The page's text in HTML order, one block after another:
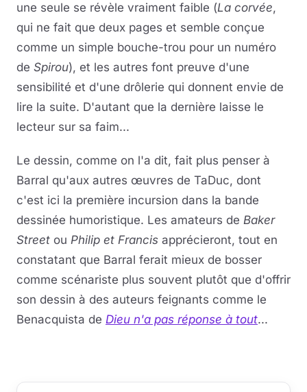
une seule se révèle vraiment faible (La corvée,
qui ne fait que deux pages et semble conçue
comme un simple bouche-trou pour un numéro
de Spirou), et les autres font preuve d'une
sensibilité et d'une drôlerie qui donnent envie de
lire la suite. D'autant que la dernière laisse le
lecteur sur sa faim...
Le dessin, comme on l'a dit, fait plus penser à
Barral qu'aux autres œuvres de TaDuc, dont
c'est ici la première incursion dans la bande
dessinée humoristique. Les amateurs de Baker
Street ou Philip et Francis apprécieront, tout en
constatant que Barral ferait mieux de bosser
comme scénariste plus souvent plutôt que d'offrir
son dessin à des auteurs feignants comme le
Benacquista de Dieu n'a pas réponse à tout...